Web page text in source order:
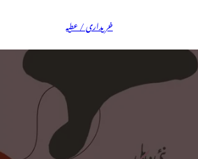
خریداری / عطیہ